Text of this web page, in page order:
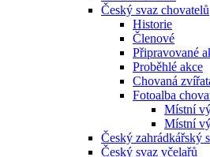
Český svaz chovatelů
Historie
Členové
Připravované
Proběhlé akce
Chovaná
Fotoalba
Místní
Místní
Český zahrádkářský
Český svaz včelařů